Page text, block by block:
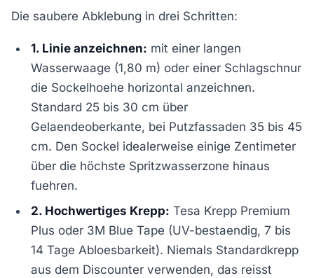
Die saubere Abklebung in drei Schritten:
1. Linie anzeichnen: mit einer langen
Wasserwaage (1,80 m) oder einer Schlagschnur
die Sockelhoehe horizontal anzeichnen.
Standard 25 bis 30 cm über
Gelaendeoberkante, bei Putzfassaden 35 bis 45
cm. Den Sockel idealerweise einige Zentimeter
über die höchste Spritzwasserzone hinaus
fuehren.
2. Hochwertiges Krepp: Tesa Krepp Premium
Plus oder 3M Blue Tape (UV-bestaendig, 7 bis
14 Tage Abloesbarkeit). Niemals Standardkrepp
aus dem Discounter verwenden, das reisst